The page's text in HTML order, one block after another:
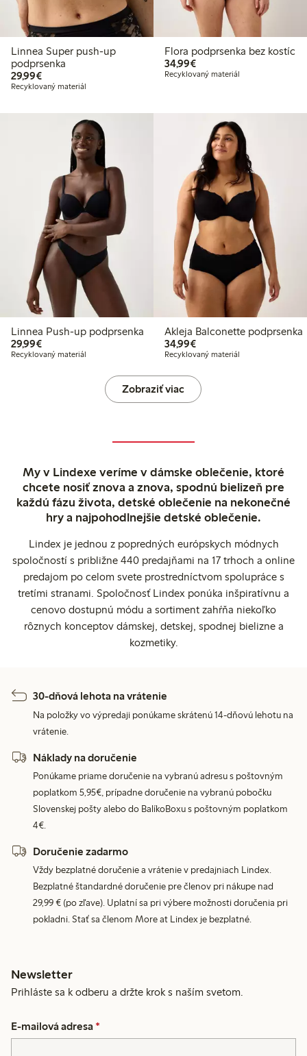
Linnea Super push-up
podprsenka
29,99€29,99 €
Recyklovaný materiál
Flora podprsenka bez kostíc
34,99€34,99 €
Recyklovaný materiál
Linnea Push-up podprsenka
29,99€29,99 €
Recyklovaný materiál
Akleja Balconette podprsenka
34,99€34,99 €
Recyklovaný materiál
Zobraziť viac
My v Lindexe veríme v dámske oblečenie, ktoré
chcete nosiť znova a znova, spodnú bielizeň pre
každú fázu života, detské oblečenie na nekonečné
hry a najpohodlnejšie detské oblečenie.
Lindex je jednou z popredných európskych módnych
spoločností s približne 440 predajňami na 17 trhoch a online
predajom po celom svete prostredníctvom spolupráce s
tretími stranami. Spoločnosť Lindex ponúka inšpiratívnu a
cenovo dostupnú módu a sortiment zahŕňa niekoľko
rôznych konceptov dámskej, detskej, spodnej bielizne a
kozmetiky.
30-dňová lehota na vrátenie
Na položky vo výpredaji ponúkame skrátenú 14-dňovú lehotu na
vrátenie.
Náklady na doručenie
Ponúkame priame doručenie na vybranú adresu s poštovným
poplatkom 5,95€, prípadne doručenie na vybranú pobočku
Slovenskej pošty alebo do BalíkoBoxu s poštovným poplatkom
4€.
Doručenie zadarmo
Vždy bezplatné doručenie a vrátenie v predajniach Lindex.
Bezplatné štandardné doručenie pre členov pri nákupe nad
29,99 € (po zľave). Uplatní sa pri výbere možnosti doručenia pri
pokladni. Stať sa členom More at Lindex je bezplatné.
Newsletter
Prihláste sa k odberu a držte krok s naším svetom.
E-mailová adresa *